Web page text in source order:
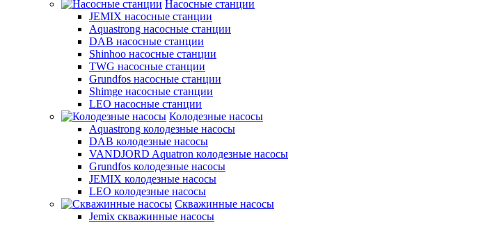
Насосные станции
JEMIX насосные станции
Aquastrong насосные станции
DAB насосные станции
Shinhoo насосные станции
TWG насосные станции
Grundfos насосные станции
Shimge насосные станции
LEO насосные станции
Колодезные насосы
Aquastrong колодезные насосы
DAB колодезные насосы
VANDJORD Aquatron колодезные насосы
Grundfos колодезные насосы
JEMIX колодезные насосы
LEO колодезные насосы
Скважинные насосы
Jemix cкважинные насосы